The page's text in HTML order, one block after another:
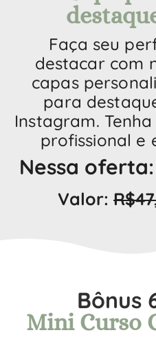
Faça seu
destacar com
capas
para
Instagram.
profissional e
Nessa
Valor:
Bônus
Mini Curso